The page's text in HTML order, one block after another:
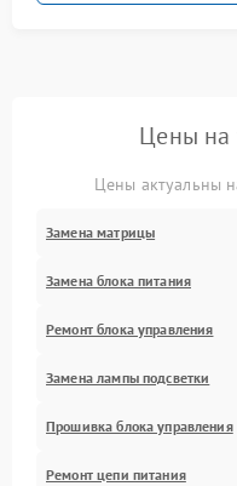
Цены на
Цены актуальны
Замена матрицы
Замена блока питания
Ремонт блока управления
Замена лампы подсветки
Прошивка блока управления
Ремонт цепи питания